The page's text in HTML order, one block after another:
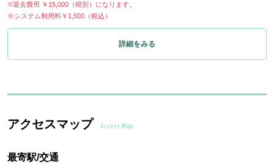
※退去費用 ￥15,000（税別）になります。
※システム利用料￥1,500（税込）
詳細をみる
アクセスマップ Access Map
最寄駅/交通